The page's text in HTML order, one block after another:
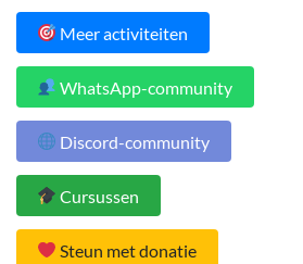
Meer activiteiten
WhatsApp-community
Discord-community
Cursussen
Steun met donatie